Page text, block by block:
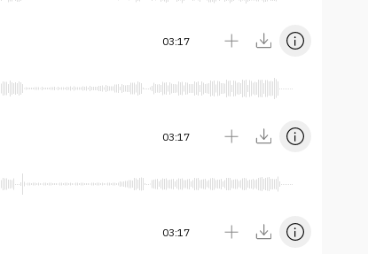
03:17
03:17
03:17